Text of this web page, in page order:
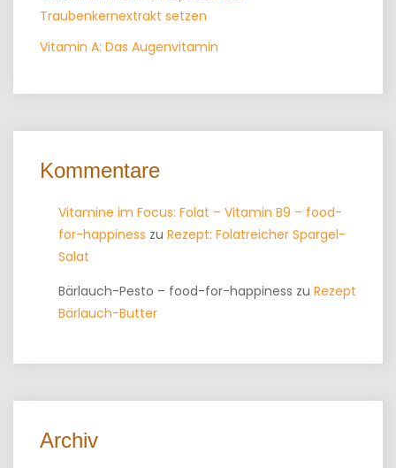
Traubenkernextrakt setzen
Vitamin A: Das Augenvitamin
Kommentare
Vitamine im Focus: Folat – Vitamin B9 – food-
for-happiness zu Rezept: Folatreicher Spargel-
Salat
Bärlauch-Pesto – food-for-happiness zu Rezept
Bärlauch-Butter
Archiv